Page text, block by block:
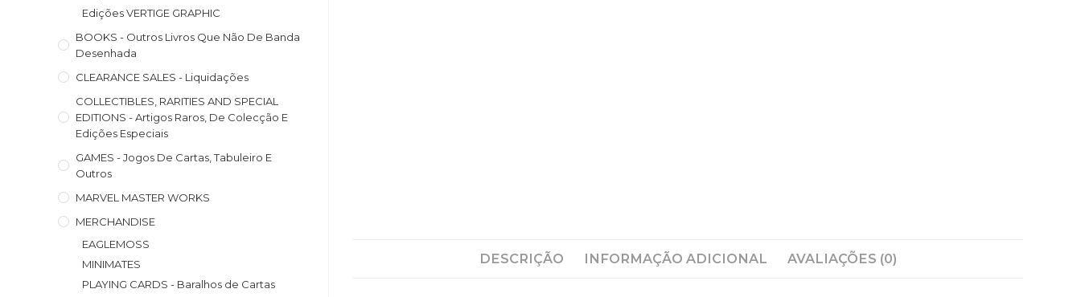
DESCRIÇÃO INFORMAÇÃO ADICIONAL AVALIAÇÕES (0)
Edições VERTIGE GRAPHIC
BOOKS - Outros Livros Que Não De Banda
Desenhada
CLEARANCE SALES - Liquidações
COLLECTIBLES, RARITIES AND SPECIAL
EDITIONS - Artigos Raros, De Colecção E
Edições Especiais
GAMES - Jogos De Cartas, Tabuleiro E
Outros
MARVEL MASTER WORKS
MERCHANDISE
EAGLEMOSS
MINIMATES
PLAYING CARDS - Baralhos de Cartas